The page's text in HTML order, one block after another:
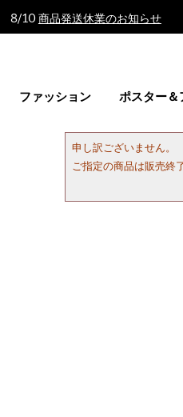
8/10 商品発送休業のお知らせ
ファッション ポスター＆
申し訳ございません。
ご指定の商品は販売終